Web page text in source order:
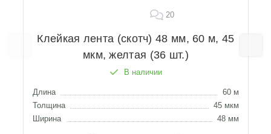
20
Клейкая лента (скотч) 48 мм, 60 м, 45
мкм, желтая (36 шт.)
В наличии
Длина
60 м
Толщина
45 мкм
Ширина
48 мм